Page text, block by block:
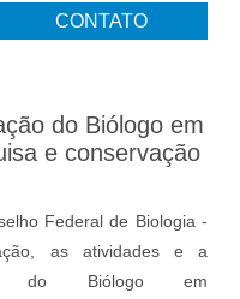
CONTATO
do Biólogo em
e conservação
Federal de Biologia -
as atividades e a
do Biólogo em